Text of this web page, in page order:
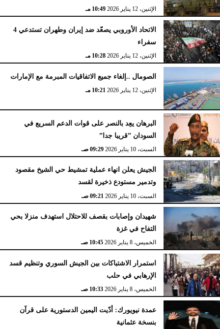
الإثنين، 12 يناير 2026 10:49 مـ
الاتحاد الأوروبي يصعّد ضد إيران وطهران تستدعي 4
سفراء
الإثنين، 12 يناير 2026 10:28 مـ
الصومال ..إلغاء جميع الاتفاقيات المبرمة مع الإمارات
الإثنين، 12 يناير 2026 10:21 مـ
البرهان يعِد بالنصر على قوات الدعم السريع في
السودان ”قريبا جدا”
السبت، 10 يناير 2026 09:29 صـ
الجيش يعلن انهاء عملية تمشيط حي الشيخ مقصود
وتدمير مستودع ذخيرة لقسد
السبت، 10 يناير 2026 09:21 صـ
شهيدان وإصابات بقصف للاحتلال استهدف منزلا بحي
التفاح في غزة
الخميس، 8 يناير 2026 10:45 صـ
استمرار الاشتباكات بين الجيش السوري وتنظيم قسد
الإرهابي في حلب
الخميس، 8 يناير 2026 10:33 صـ
عمدة نيويورك: أدّيت اليمين الدستورية على قرآن
بنسخة عثمانية